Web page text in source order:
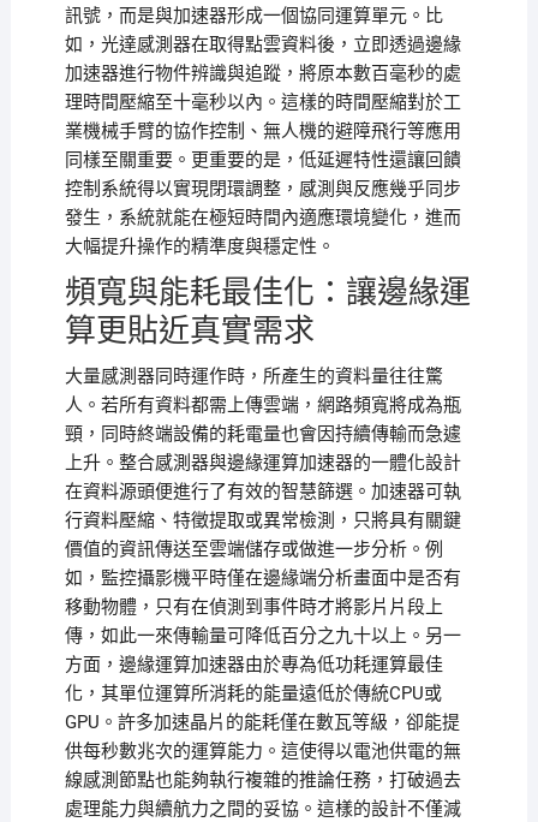
訊號，而是與加速器形成一個協同運算單元。比
如，光達感測器在取得點雲資料後，立即透過邊緣
加速器進行物件辨識與追蹤，將原本數百毫秒的處
理時間壓縮至十毫秒以內。這樣的時間壓縮對於工
業機械手臂的協作控制、無人機的避障飛行等應用
同樣至關重要。更重要的是，低延遲特性還讓回饋
控制系統得以實現閉環調整，感測與反應幾乎同步
發生，系統就能在極短時間內適應環境變化，進而
大幅提升操作的精準度與穩定性。
頻寬與能耗最佳化：讓邊緣運
算更貼近真實需求
大量感測器同時運作時，所產生的資料量往往驚
人。若所有資料都需上傳雲端，網路頻寬將成為瓶
頸，同時終端設備的耗電量也會因持續傳輸而急遽
上升。整合感測器與邊緣運算加速器的一體化設計
在資料源頭便進行了有效的智慧篩選。加速器可執
行資料壓縮、特徵提取或異常檢測，只將具有關鍵
價值的資訊傳送至雲端儲存或做進一步分析。例
如，監控攝影機平時僅在邊緣端分析畫面中是否有
移動物體，只有在偵測到事件時才將影片片段上
傳，如此一來傳輸量可降低百分之九十以上。另一
方面，邊緣運算加速器由於專為低功耗運算最佳
化，其單位運算所消耗的能量遠低於傳統CPU或
GPU。許多加速晶片的能耗僅在數瓦等級，卻能提
供每秒數兆次的運算能力。這使得以電池供電的無
線感測節點也能夠執行複雜的推論任務，打破過去
處理能力與續航力之間的妥協。這樣的設計不僅減